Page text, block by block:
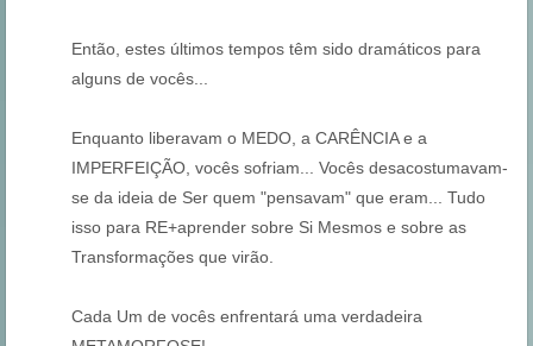
Então, estes últimos tempos têm sido dramáticos para
alguns de vocês...
Enquanto liberavam o MEDO, a CARÊNCIA e a
IMPERFEIÇÃO, vocês sofriam... Vocês desacostumavam-
se da ideia de Ser quem "pensavam" que eram... Tudo
isso para RE+aprender sobre Si Mesmos e sobre as
Transformações que virão.
Cada Um de vocês enfrentará uma verdadeira